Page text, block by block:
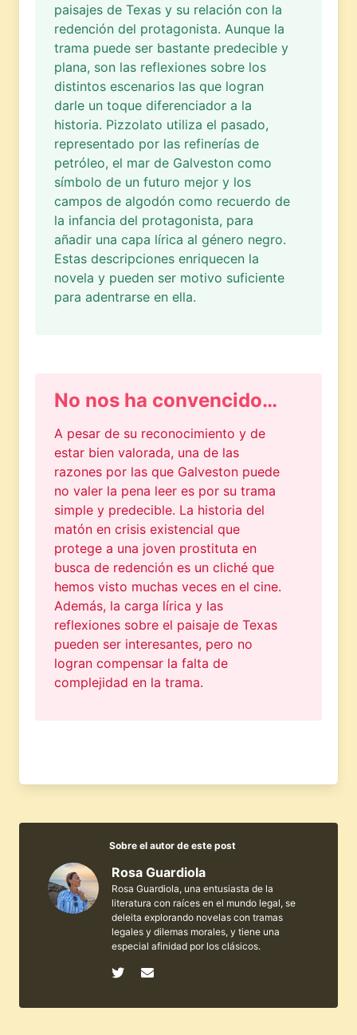
paisajes de Texas y su relación con la
redención del protagonista. Aunque la
trama puede ser bastante predecible y
plana, son las reflexiones sobre los
distintos escenarios las que logran
darle un toque diferenciador a la
historia. Pizzolato utiliza el pasado,
representado por las refinerías de
petróleo, el mar de Galveston como
símbolo de un futuro mejor y los
campos de algodón como recuerdo de
la infancia del protagonista, para
añadir una capa lírica al género negro.
Estas descripciones enriquecen la
novela y pueden ser motivo suficiente
para adentrarse en ella.
No nos ha convencido…
A pesar de su reconocimiento y de
estar bien valorada, una de las
razones por las que Galveston puede
no valer la pena leer es por su trama
simple y predecible. La historia del
matón en crisis existencial que
protege a una joven prostituta en
busca de redención es un cliché que
hemos visto muchas veces en el cine.
Además, la carga lírica y las
reflexiones sobre el paisaje de Texas
pueden ser interesantes, pero no
logran compensar la falta de
complejidad en la trama.
Sobre el autor de este post
Rosa Guardiola
Rosa Guardiola, una entusiasta de la
literatura con raíces en el mundo legal, se
deleita explorando novelas con tramas
legales y dilemas morales, y tiene una
especial afinidad por los clásicos.